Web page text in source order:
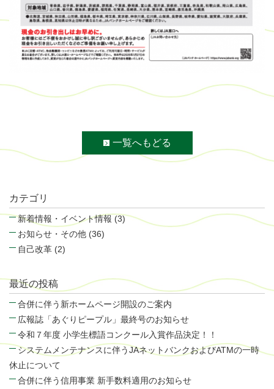
一覧へもどる
カテゴリ
新着情報・イベント情報 (3)
お知らせ・その他 (36)
自己改革 (2)
最近の投稿
合併に伴う新ホームページ開設のご案内
広報誌「あぐりピープル」最終号のお知らせ
令和７年度 小学生標語コンクール入賞作品決定！！
システムメンテナンスに伴うJAネットバンクおよびATMの一時
休止について
合併に伴う信用事業 新手数料適用のお知らせ